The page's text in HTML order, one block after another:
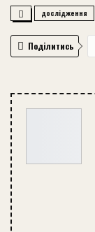
дослідження
Поділитись